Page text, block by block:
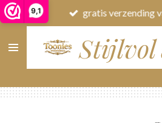
9,1
Ga
direct
naar
Stijlvol
gratis verzending